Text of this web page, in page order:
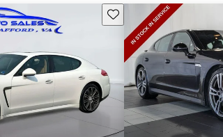
Guarda este Aviso